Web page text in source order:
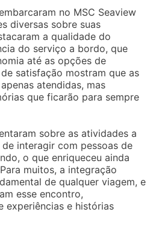
no MSC Seaview
diversas sobre suas
a qualidade do
do serviço a bordo, que
até as opções de
satisfação mostram que as
atendidas, mas
que ficarão para sempre
sobre as atividades a
interagir com pessoas de
o que enriqueceu ainda
muitos, a integração
de qualquer viagem, e
esse encontro,
experiências e histórias